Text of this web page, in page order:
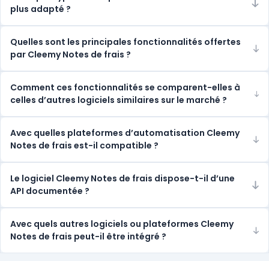
plus adapté ?
Quelles sont les principales fonctionnalités offertes
par Cleemy Notes de frais ?
Comment ces fonctionnalités se comparent-elles à
celles d’autres logiciels similaires sur le marché ?
Avec quelles plateformes d’automatisation Cleemy
Notes de frais est-il compatible ?
Le logiciel Cleemy Notes de frais dispose-t-il d’une
API documentée ?
Avec quels autres logiciels ou plateformes Cleemy
Notes de frais peut-il être intégré ?